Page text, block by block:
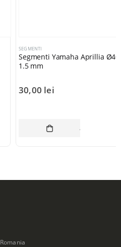
SEGMENTI
Segmenti Yamaha Aprillia Ø40
1.5 mm
30,00 lei
ADAUGĂ ÎN